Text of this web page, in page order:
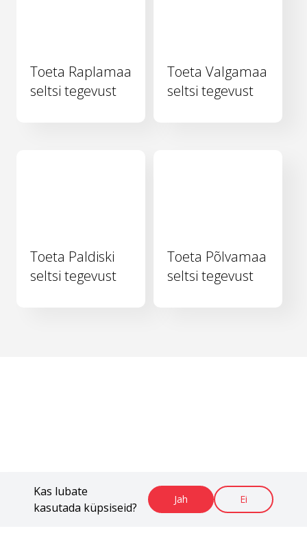
Kas lubate
kasutada küpsiseid?
Jah Ei
Toeta Raplamaa
seltsi tegevust
Toeta Valgamaa
seltsi tegevust
Toeta Paldiski
seltsi tegevust
Toeta Põlvamaa
seltsi tegevust